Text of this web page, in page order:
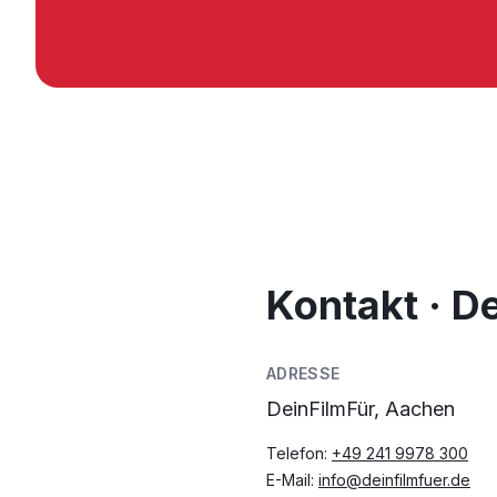
Kontakt ·
ADRESSE
DeinFilmFür, Aachen
Telefon: +49 241 9978 300
E-Mail: info@deinfilmfuer.de